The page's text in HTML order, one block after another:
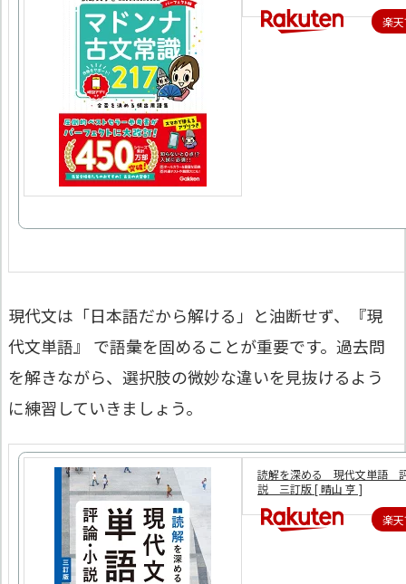
楽
現代文は「日本語だから解ける」と油断せず、『現
代文単語』 で語彙を固めることが重要です。過去問
を解きながら、選択肢の微妙な違いを見抜けるよう
に練習していきましょう。
読解を深める 現代文単語
説 三訂版 [ 晴山 亨 ]
楽